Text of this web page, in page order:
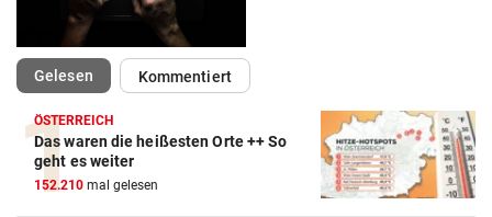
Gelesen(ausgewählt)Kommentiert
ÖSTERREICH
Das waren die heißesten Orte ++ So
geht es weiter
152.210 mal gelesen